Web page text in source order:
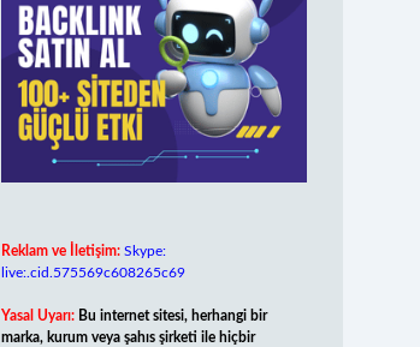
Reklam ve İletişim: Skype:
live:.cid.575569c608265c69
Yasal Uyarı: Bu internet sitesi, herhangi bir
marka, kurum veya şahıs şirketi ile hiçbir